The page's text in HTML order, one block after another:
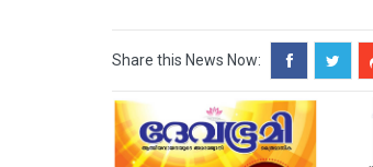
Share this News Now: